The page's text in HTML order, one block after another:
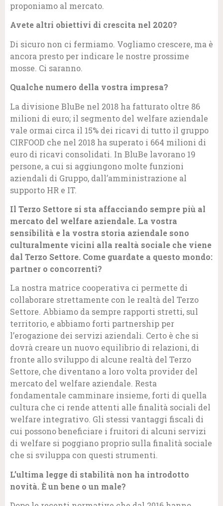
proponiamo al mercato.
Avete altri obiettivi di crescita nel 2020?
Di sicuro non ci fermiamo. Vogliamo crescere, ma è
ancora presto per indicare le nostre prossime
mosse. Ci saranno.
Qualche numero della vostra impresa?
La divisione BluBe nel 2018 ha fatturato oltre 86
milioni di euro; il segmento del welfare aziendale
vale ormai circa il 15% dei ricavi di tutto il gruppo
CIRFOOD che nel 2018 ha superato i 664 milioni di
euro di ricavi consolidati. In BluBe lavorano 19
persone, a cui si aggiungono molte funzioni
aziendali di Gruppo, dall’amministrazione al
supporto HR e IT.
Il Terzo Settore si sta affacciando sempre più al
mercato del welfare aziendale. La vostra
sensibilità e la vostra storia aziendale sono
culturalmente vicini alla realtà sociale che viene
dal Terzo Settore. Come guardate a questo mondo:
partner o concorrenti?
La nostra matrice cooperativa ci permette di
collaborare strettamente con le realtà del Terzo
Settore. Abbiamo da sempre rapporti stretti, sul
territorio, e abbiamo forti partnership per
l’erogazione dei servizi aziendali. Certo è che si
dovrà creare un nuovo equilibrio di relazioni, di
fronte allo sviluppo di alcune realtà del Terzo
Settore, che diventano a loro volta provider del
mercato del welfare aziendale. Resta
fondamentale camminare insieme, forti di quella
cultura che ci rende attenti alle finalità sociali del
welfare integrativo. Gli stessi vantaggi fiscali di
cui possono beneficiare i fruitori di alcuni servizi
di welfare si poggiano proprio sulla finalità sociale
che si sviluppa con questi strumenti.
L’ultima legge di stabilità non ha introdotto
novità.Èun bene o un male?